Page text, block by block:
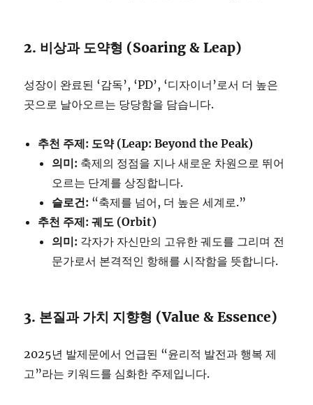
2. 비상과 도약형 (Soaring & Leap)
성장이 완료된 ‘감독’, ‘PD’, ‘디자이너’로서 더 높은
곳으로 날아오르는 당당함을 담습니다.
추천 주제: 도약 (Leap: Beyond the Peak)
의미: 축제의 정점을 지나 새로운 차원으로 뛰어
오르는 단계를 상징합니다.
슬로건: “축제를 넘어, 더 높은 세계로.”
추천 주제: 궤도 (Orbit)
의미: 각자가 자신만의 고유한 궤도를 그리며 전
문가로서 본격적인 항해를 시작함을 뜻합니다.
3. 본질과 가치 지향형 (Value & Essence)
2025년 발제문에서 언급된 “윤리적 발전과 행복 제
고”라는 키워드를 심화한 주제입니다.